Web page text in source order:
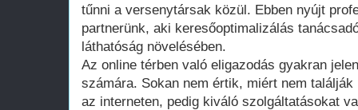
tűnni a versenytársak közül. Ebben nyújt
partnerünk, aki keresőoptimalizálás
láthatóság növelésében.
Az online térben való eligazodás gyakran
számára. Sokan nem értik, miért nem
az interneten, pedig kiváló szolgáltatásokat